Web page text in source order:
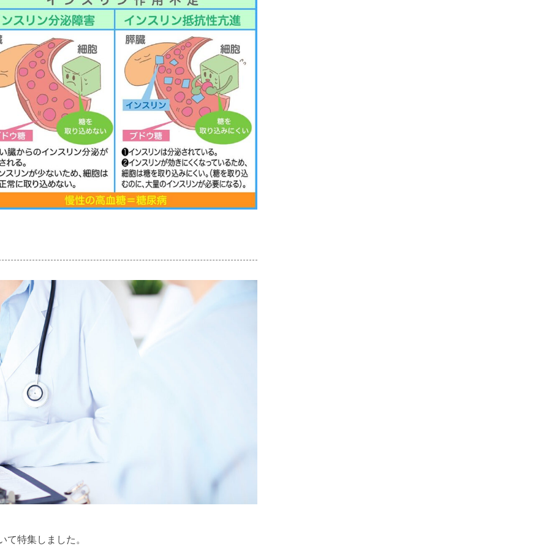
て特集しました。